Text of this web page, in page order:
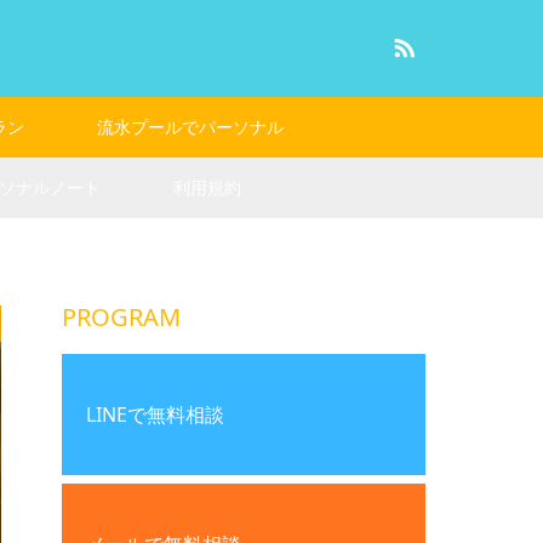
ン 流水プールでパーソナル
PROGRAM
LINEで無料相談